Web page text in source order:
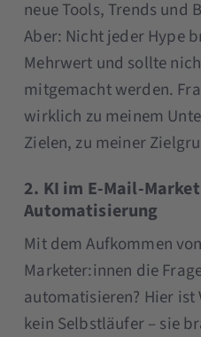
neue Tools, Trends und
Aber: Nicht jeder Hype
Mehrwert und sollte
mitgemacht werden.
wirklich zu meinem
Zielen, zu meiner
2. KI im E-Mail-
Automatisierung
Mit dem Aufkommen
Marketer:innen die
automatisieren? Hier
kein Selbstläufer – sie